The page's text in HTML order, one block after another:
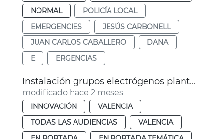
NORMAL
POLICÍA LOCAL
EMERGENCIES
JESÚS CARBONELL
JUAN CARLOS CABALLERO
DANA
E
ERGENCIAS
Instalación grupos electrógenos plantas potabilizadoras Presa Realó València
modificado hace 2 meses
INNOVACIÓN
VALENCIA
TODAS LAS AUDIENCIAS
VALENCIA